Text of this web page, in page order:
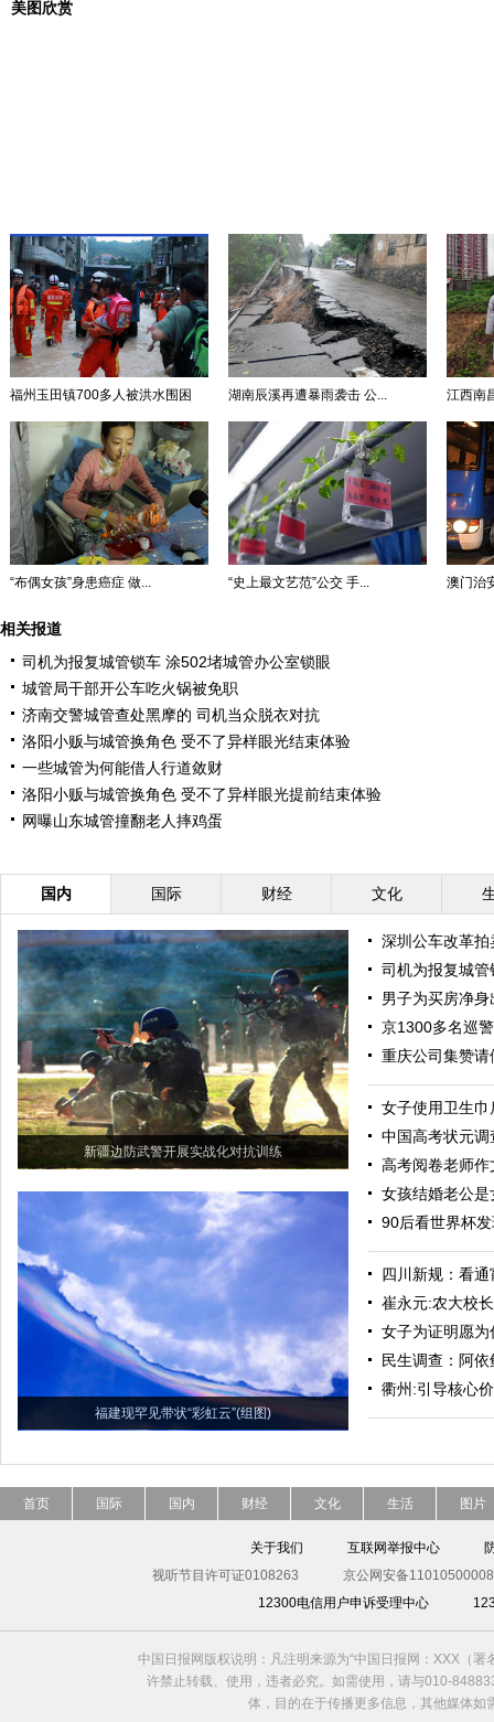
美图欣赏
福州玉田镇700多人被洪水围困 湖南辰溪再遭暴雨袭击 公... 江西南
“布偶女孩”身患癌症 做... “史上最文艺范”公交 手... 澳门治
相关报道
司机为报复城管锁车 涂502堵城管办公室锁眼
城管局干部开公车吃火锅被免职
济南交警城管查处黑摩的 司机当众脱衣对抗
洛阳小贩与城管换角色 受不了异样眼光结束体验
一些城管为何能借人行道敛财
洛阳小贩与城管换角色 受不了异样眼光提前结束体验
网曝山东城管撞翻老人摔鸡蛋
国内 国际 财经 文化
新疆边防武警开展实战化对抗训练
福建现罕见带状“彩虹云”(组图)
深圳公车改革
司机为报复城
男子为买房净
京1300多名巡
重庆公司集赞
女子使用卫生
中国高考状元
高考阅卷老师
女孩结婚老公
90后看世界杯
四川新规：看
崔永元:农大校
女子为证明愿
民生调查：阿
衢州:引导核心
首页 国际 国内 财经 文化 生活 图片
关于我们 互联网举报中心
视听节目许可证0108263
京公网安备
12300电信用户申诉受理中心
中国日报网版权说明：凡注明来源为“中国日报网：XXX（
许禁止转载、使用，违者必究。如需使用，请与010-
体，目的在于传播更多信息，其他媒体